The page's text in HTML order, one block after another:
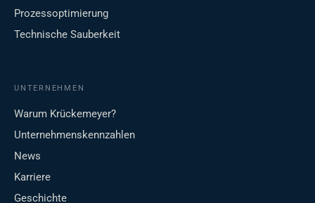
Prozessoptimierung
Technische Sauberkeit
UNTERNEHMEN
Warum Krückemeyer?
Unternehmenskennzahlen
News
Karriere
Geschichte